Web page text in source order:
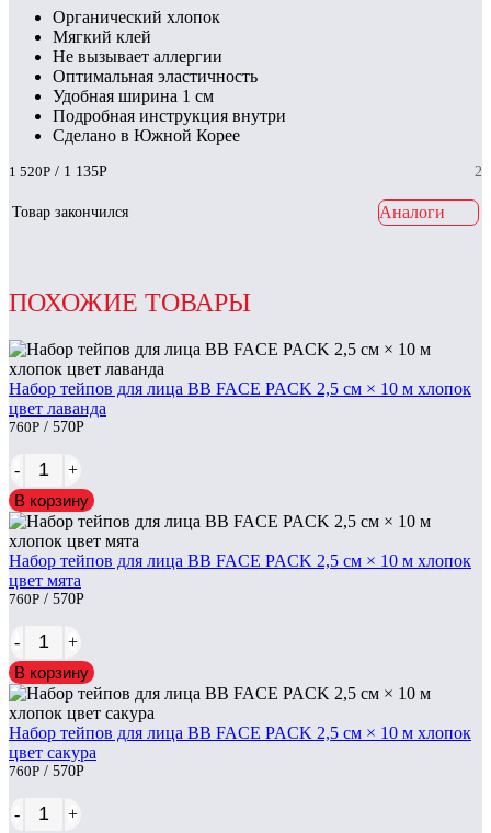
Органический хлопок
Мягкий клей
Не вызывает аллергии
Оптимальная эластичность
Удобная ширина 1 см
Подробная инструкция внутри
Сделано в Южной Корее
1 520Р / 1 135Р 2
Товар закончился Аналоги
ПОХОЖИЕ ТОВАРЫ
Набор тейпов для лица BB FACE PACK 2,5 см × 10 м хлопок
цвет лаванда
760Р / 570Р
-
+
В корзину
Набор тейпов для лица BB FACE PACK 2,5 см × 10 м хлопок
цвет мята
760Р / 570Р
-
+
В корзину
Набор тейпов для лица BB FACE PACK 2,5 см × 10 м хлопок
цвет сакура
760Р / 570Р
-
+